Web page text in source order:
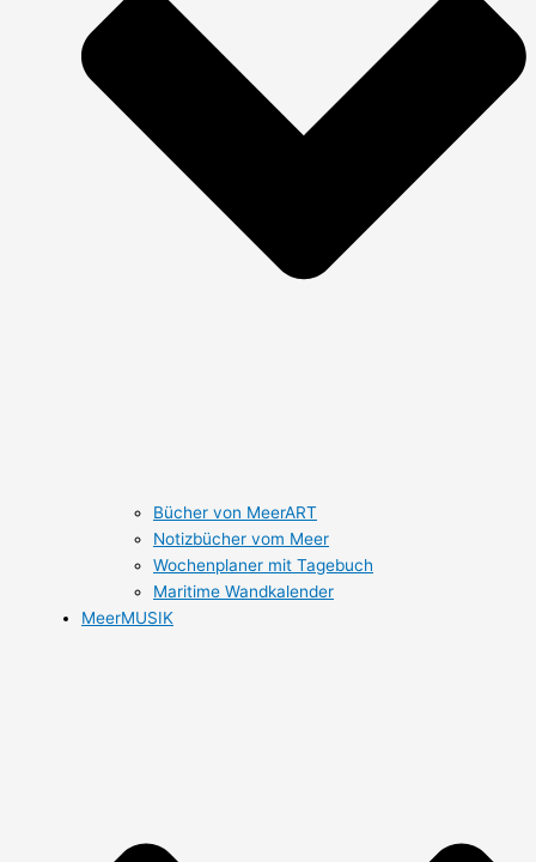
Bücher von MeerART
Notizbücher vom Meer
Wochenplaner mit Tagebuch
Maritime Wandkalender
MeerMUSIK